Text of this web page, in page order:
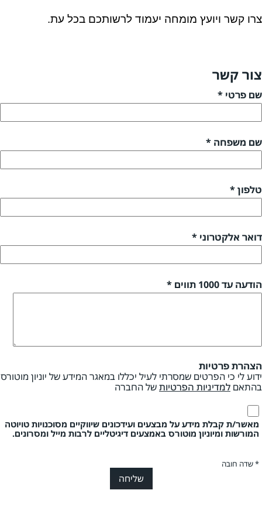
צרו קשר ויועץ מומחה יעמוד לרשותכם בכל עת.
צור קשר
שם פרטי *
שם משפחה *
טלפון *
דואר אלקטרוני *
הודעה עד 1000 תווים *
הצהרת פרטיות
ידוע לי כי הפרטים שמסרתי לעיל יכללו במאגר המידע של יוניון מוטורס
בהתאם למדיניות הפרטיותשל החברה
מאשר/ת קבלת מידע על מבצעים ועידכונים שיווקיים מסוכנויות טויוטה
המורשות ומיוניון מוטורס באמצעים דיגיטליים לרבות מייל ומסרונים.
* שדה חובה